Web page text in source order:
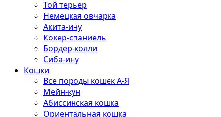
Той терьер
Немецкая овчарка
Акита-ину
Кокер-спаниель
Бордер-колли
Сиба-ину
Кошки
Все породы кошек А-Я
Мейн-кун
Абиссинская кошка
Ориентальная кошка